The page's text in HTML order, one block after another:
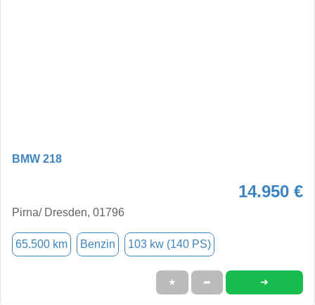
BMW 218
14.950 €
Pirna/ Dresden, 01796
65.500 km Benzin 103 kw (140 PS)
★ ➦ ➜